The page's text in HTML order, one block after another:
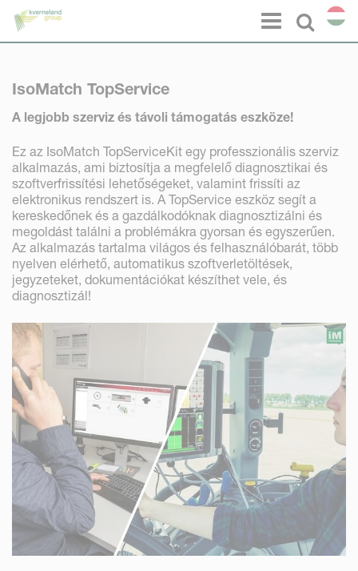
Select
Menu
IsoMatch TopService
A legjobb szerviz és távoli támogatás eszköze!
Ez az IsoMatch TopServiceKit egy professzionális szerviz
alkalmazás, ami biztosítja a megfelelő diagnosztikai és
szoftverfrissítési lehetőségeket, valamint frissíti az
elektronikus rendszert is. A TopService eszköz segít a
kereskedőnek és a gazdálkodóknak diagnosztizálni és
megoldást találni a problémákra gyorsan és egyszerűen.
Az alkalmazás tartalma világos és felhasználóbarát, több
nyelven elérhető, automatikus szoftverletöltések,
jegyzeteket, dokumentációkat készíthet vele, és
diagnosztizál!
Süti preferenciák